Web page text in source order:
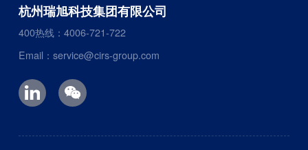
杭州瑞旭科技集团有限公司
400热线：4006-721-722
Email：service@cirs-group.com